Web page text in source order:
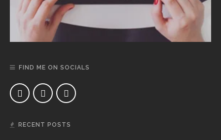
FIND ME ON SOCIALS
RECENT POSTS